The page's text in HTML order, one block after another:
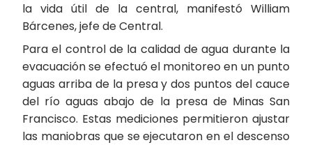
la vida útil de la central, manifestó William
Bárcenes, jefe de Central.
Para el control de la calidad de agua durante la
evacuación se efectuó el monitoreo en un punto
aguas arriba de la presa y dos puntos del cauce
del río aguas abajo de la presa de Minas San
Francisco. Estas mediciones permitieron ajustar
las maniobras que se ejecutaron en el descenso